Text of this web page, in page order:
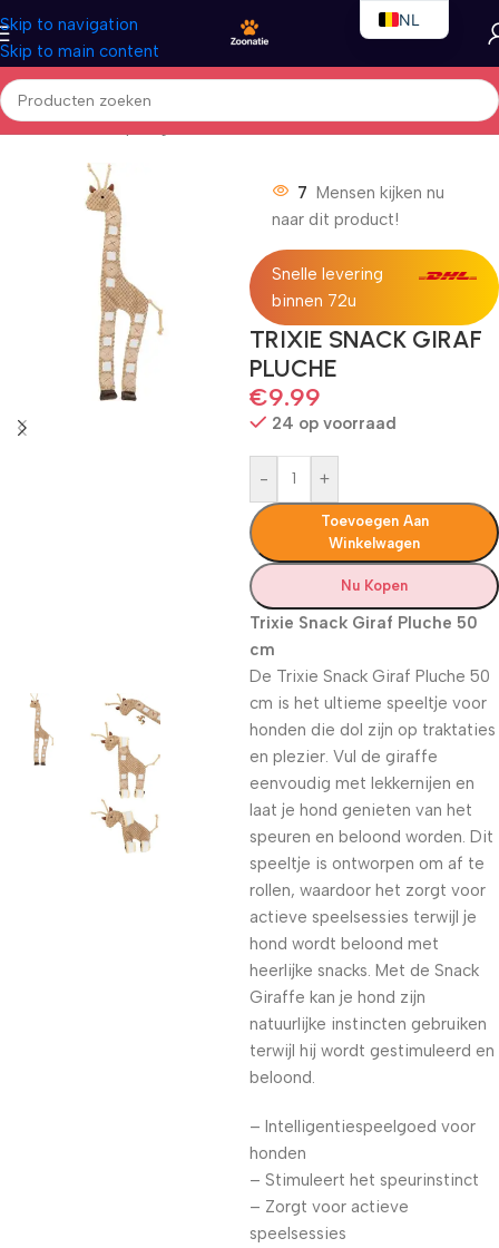
Skip to navigation
Skip to main content
Home/Honden/Speelgoed
7 Mensen kijken nu
naar dit product!
Snelle levering
binnen 72u
TRIXIE SNACK GIRAF
PLUCHE
€9.99
24 op voorraad
- +
Toevoegen Aan
Winkelwagen
Nu Kopen
Trixie Snack Giraf Pluche 50
cm
De Trixie Snack Giraf Pluche 50
cm is het ultieme speeltje voor
honden die dol zijn op traktaties
en plezier. Vul de giraffe
eenvoudig met lekkernijen en
laat je hond genieten van het
speuren en beloond worden. Dit
speeltje is ontworpen om af te
rollen, waardoor het zorgt voor
actieve speelsessies terwijl je
hond wordt beloond met
heerlijke snacks. Met de Snack
Giraffe kan je hond zijn
natuurlijke instincten gebruiken
terwijl hij wordt gestimuleerd en
beloond.
– Intelligentiespeelgoed voor
honden
– Stimuleert het speurinstinct
– Zorgt voor actieve
speelsessies
NL